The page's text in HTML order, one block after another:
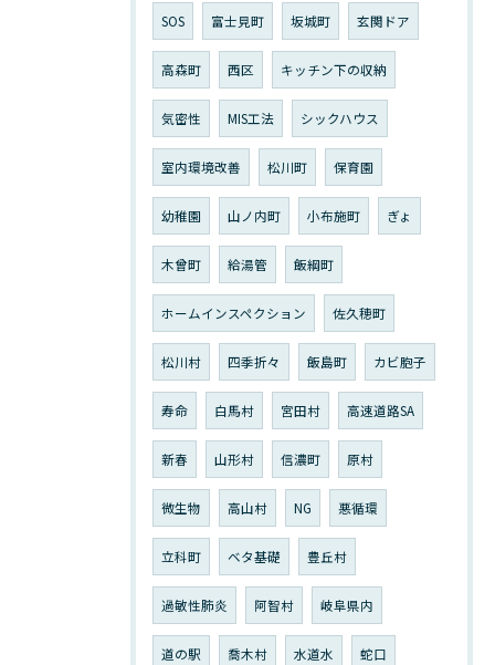
SOS 富士見町 坂城町 玄関ドア
高森町 西区 キッチン下の収納
気密性 MIS工法 シックハウス
室内環境改善 松川町 保育園
幼稚園 山ノ内町 小布施町 ぎょ
木曾町 給湯管 飯綱町
ホームインスペクション 佐久穂町
松川村 四季折々 飯島町 カビ胞子
寿命 白馬村 宮田村 高速道路SA
新春 山形村 信濃町 原村
微生物 高山村 NG 悪循環
立科町 ベタ基礎 豊丘村
過敏性肺炎 阿智村 岐阜県内
道の駅 喬木村 水道水 蛇口